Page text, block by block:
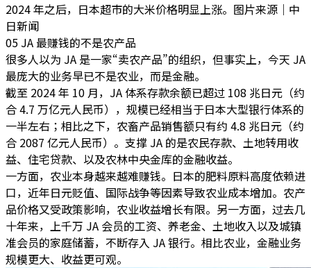
2024 年之后，日本超市的大米价格明显上涨。图片来源｜中
日新闻
05 JA 最赚钱的不是农产品
很多人以为 JA 是一家“卖农产品”的组织，但事实上，今天 JA
最庞大的业务早已不是农业，而是金融。
截至 2024 年 10 月，JA 体系存款余额已超过 108 兆日元（约
合 4.7 万亿元人民币），规模已经相当于日本大型银行体系的
一半左右；相比之下，农畜产品销售额只有约 4.8 兆日元（约
合 2087 亿元人民币）。 支撑 JA 的是农民存款、土地转用收
益、住宅贷款、以及农林中央金库的金融收益。
一方面，农业本身越来越难赚钱。日本的肥料原料高度依赖进
口，近年日元贬值、国际战争等因素导致农业成本增加。农产
品价格又受政策影响，农业收益增长有限。另一方面，过去几
十年来，上千万 JA 会员的工资、养老金、土地收入以及城镇
准会员的家庭储蓄，不断存入 JA 银行。相比农业，金融业务
规模更大、收益更可观。